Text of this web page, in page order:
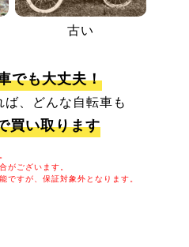
古い
でも大丈夫！
、どんな自転車も
買い取ります
がございます。
ですが、保証対象外となります。